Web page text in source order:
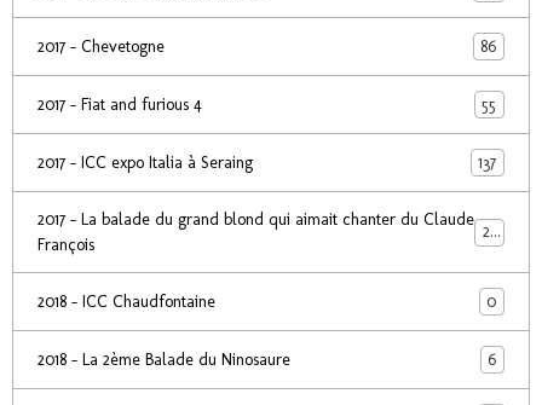
2017 - Chevetogne 86
2017 - Fiat and furious 4 55
2017 - ICC expo Italia à Seraing 137
2017 - La balade du grand blond qui aimait chanter du Claude
François
24
2018 - ICC Chaudfontaine 0
2018 - La 2ème Balade du Ninosaure 6